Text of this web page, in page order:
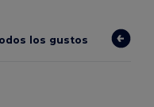
los gustos